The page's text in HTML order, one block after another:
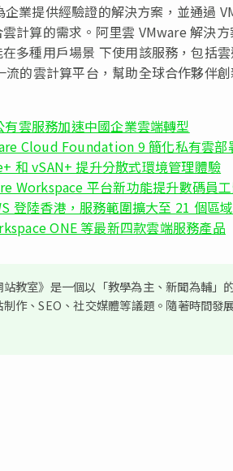
業提供經驗證的解決方案，並通過
計算的需求。阿里雲 VMware 解決
多種用戶場景 下使用該服務，包括
的雲計算平台，幫助全球合作夥伴
雲服務加速中國企業雲端轉型
Cloud Foundation 9 簡化私有雲部
和 vSAN+ 提升分散式環境管理體驗
Workspace 平台新功能提升數碼員
登陸香港，服務範圍擴大至 21 個區域
ONE 等最新四款雲端服務產品
站教室》是一個以「教學為主、新聞為輔
作、SEO、社交媒體等議題。隨著時間發